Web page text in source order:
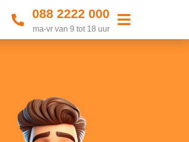
088 2222 000
ma-vr van 9 tot 18 uur